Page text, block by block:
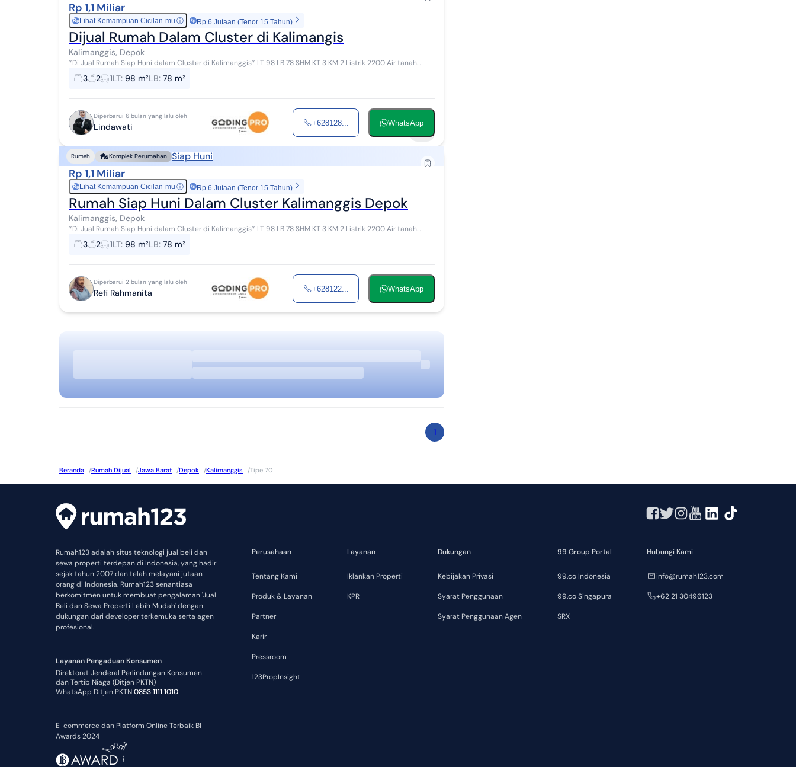
Rp 1,1 Miliar
RpLihat Kemampuan Cicilan-mu ⓘ Rp 6 Jutaan (Tenor 15 Tahun)
Dijual Rumah Dalam Cluster di Kalimangis
Kalimanggis, Depok
*Di Jual Rumah Siap Huni dalam Cluster di Kalimanggis* LT 98 LB 78 SHM KT 3 KM 2 Listrik 2200 Air tanah
3 2 1LT: 98 m²LB: 78 m²
Diperbarui 6 bulan yang lalu oleh
Lindawati +628128... WhatsApp
Rumah Komplek Perumahan Siap Huni
Rp 1,1 Miliar
RpLihat Kemampuan Cicilan-mu ⓘ Rp 6 Jutaan (Tenor 15 Tahun)
Rumah Siap Huni Dalam Cluster Kalimanggis Depok
Kalimanggis, Depok
*Di Jual Rumah Siap Huni dalam Cluster di Kalimanggis* LT 98 LB 78 SHM KT 3 KM 2 Listrik 2200 Air tanah
3 2 1LT: 98 m²LB: 78 m²
Diperbarui 2 bulan yang lalu oleh
Refi Rahmanita +628122... WhatsApp
1
Beranda /Rumah Dijual /Jawa Barat /Depok /Kalimanggis /Tipe 70
Rumah123 adalah situs teknologi jual beli dan
sewa properti terdepan di Indonesia, yang hadir
sejak tahun 2007 dan telah melayani jutaan
orang di Indonesia. Rumah123 senantiasa
berkomitmen untuk membuat pengalaman 'Jual
Beli dan Sewa Properti Lebih Mudah' dengan
dukungan dari developer terkemuka serta agen
profesional.
Layanan Pengaduan Konsumen
Direktorat Jenderal Perlindungan Konsumen
dan Tertib Niaga (Ditjen PKTN)
WhatsApp Ditjen PKTN0853 1111 1010
E-commerce dan Platform Online Terbaik BI
Awards 2024
Perusahaan
Tentang Kami
Produk & Layanan
Partner
Karir
Pressroom
123PropInsight
Layanan
Iklankan Properti
KPR
Dukungan
Kebijakan Privasi
Syarat Penggunaan
Syarat Penggunaan Agen
99 Group Portal
99.co Indonesia
99.co Singapura
SRX
Hubungi Kami
info@rumah123.com
+62 21 30496123